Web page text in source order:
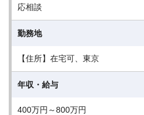
応相談
勤務地
【住所】在宅可、東京
年収・給与
400万円～800万円